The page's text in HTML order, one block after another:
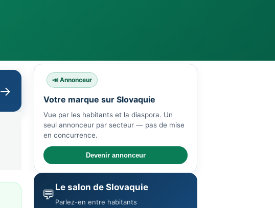
→
📣 Annonceur
Votre marque sur Slovaquie
Vue par les habitants et la diaspora. Un
seul annonceur par secteur — pas de mise
en concurrence.
Devenir annonceur
💬 Le salon de Slovaquie
Parlez-en entre habitants